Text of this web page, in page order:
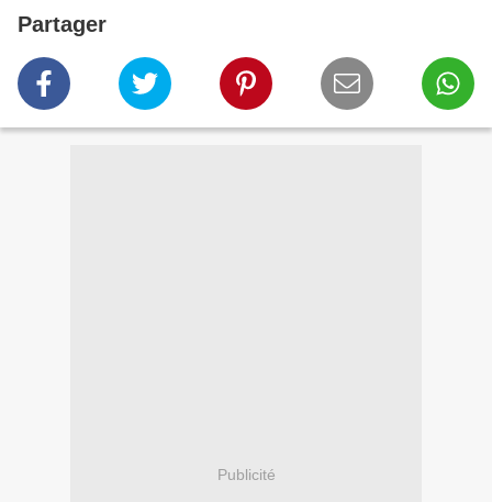
Partager
Publicité